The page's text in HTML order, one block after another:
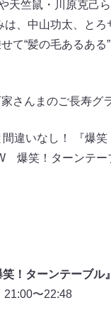
天竺鼠・川原克己
、中山功太、とろ
せて“髪の毛あるあ
さんまのご長寿グ
違いなし！ 『爆
爆笑！ターンテー
！ターンテーブル』
21:00〜22:48